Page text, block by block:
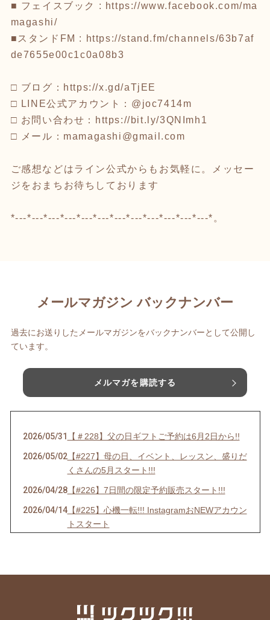
■ フェイスブック : https://www.facebook.com/ma
magashi/
■スタンドFM : https://stand.fm/channels/63b7af
de7655e00c1c0a08b3
□ ブログ：https://x.gd/aTjEE
□ LINE公式アカウント：@joc7414m
□ お問い合わせ：https://bit.ly/3QNImh1
□ メール：mamagashi@gmail.com
ご感想などはライン公式からもお気軽に。メッセー
ジをおまちお待ちしております
*---*---*---*---*---*---*---*---*---*---*---*---*。
メールマガジン バックナンバー
過去にお送りしたメールマガジンをバックナンバーとして公開し
ています。
メルマガを購読する
2026/05/31 【＃228】父の日ギフトご予約は6月2日から!!
2026/05/02【#227】母の日、イベント、レッスン、盛りだ
くさんの5月スタート!!!
2026/04/28【#226】7日間の限定予約販売スタート!!!
2026/04/14【#225】心機一転!!! InstagramおNEWアカウン
トスタート
2026/03/05【#223】ホワイトデーおやつのご予約は【本日
2026年ホワイトデーおやつ、ご予約スタート!!